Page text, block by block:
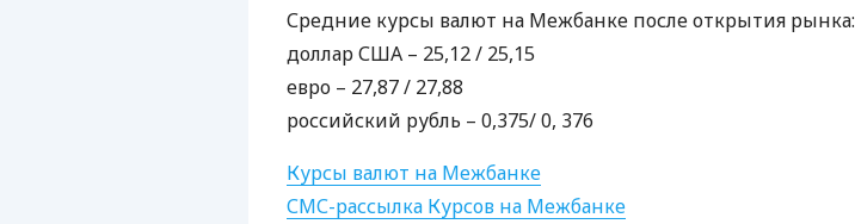
Средние курсы валют на Межбанке после открытия рынка:
долларСША – 25,12 / 25,15
евро – 27,87 / 27,88
российский рубль – 0,375/ 0, 376
Курсы валют на Межбанке
СМС-рассылка Курсов на Межбанке